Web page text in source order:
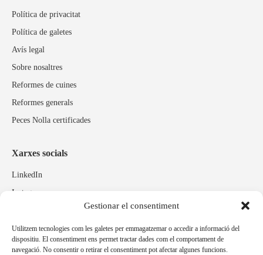
Gestionar el consentiment
Utilitzem tecnologies com les galetes per emmagatzemar o accedir a informació del
dispositiu. El consentiment ens permet tractar dades com el comportament de
navegació. No consentir o retirar el consentiment pot afectar algunes funcions.
Política de privacitat
Política de galetes
Avís legal
Sobre nosaltres
Reformes de cuines
Reformes generals
Peces Nolla certificades
Xarxes socials
LinkedIn
Instagram
Marques relacionades